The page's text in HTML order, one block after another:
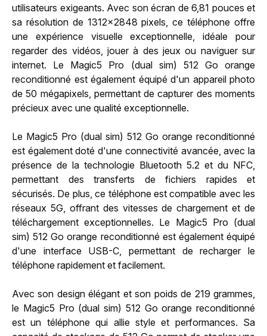
utilisateurs exigeants. Avec son écran de 6,81 pouces et
sa résolution de 1312x2848 pixels, ce téléphone offre
une expérience visuelle exceptionnelle, idéale pour
regarder des vidéos, jouer à des jeux ou naviguer sur
internet. Le Magic5 Pro (dual sim) 512 Go orange
reconditionné est également équipé d'un appareil photo
de 50 mégapixels, permettant de capturer des moments
précieux avec une qualité exceptionnelle.
Le Magic5 Pro (dual sim) 512 Go orange reconditionné
est également doté d'une connectivité avancée, avec la
présence de la technologie Bluetooth 5.2 et du NFC,
permettant des transferts de fichiers rapides et
sécurisés. De plus, ce téléphone est compatible avec les
réseaux 5G, offrant des vitesses de chargement et de
téléchargement exceptionnelles. Le Magic5 Pro (dual
sim) 512 Go orange reconditionné est également équipé
d'une interface USB-C, permettant de recharger le
téléphone rapidement et facilement.
Avec son design élégant et son poids de 219 grammes,
le Magic5 Pro (dual sim) 512 Go orange reconditionné
est un téléphone qui allie style et performances. Sa